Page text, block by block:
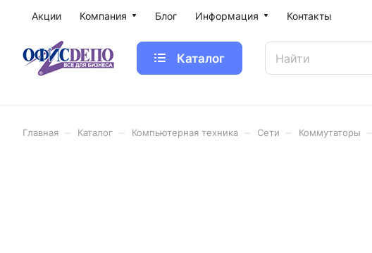
Акции Компания Блог Информация Контакты
Каталог
Главная Каталог Компьютерная техника Сети Коммутаторы